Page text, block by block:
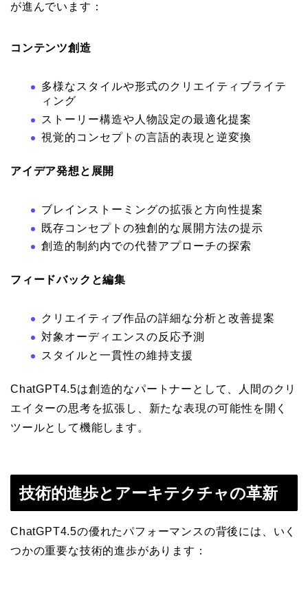
が進んでいます：
コンテンツ創造
多様なスタイルや形式のクリエイティブライテ
ィング
ストーリー構造や人物設定の最適化提案
視覚的コンセプトの言語的表現と逆変換
アイデア発想と展開
ブレインストーミングの拡張と方向性提案
既存コンセプトの独創的な展開方法の提示
創造的制約内での代替アプローチの探索
フィードバックと編集
クリエイティブ作品の詳細な分析と改善提案
対象オーディエンスの反応予測
スタイルと一貫性の維持支援
ChatGPT4.5は創造的なパートナーとして、人間のクリ
エイターの思考を拡張し、新たな表現の可能性を開く
ツールとして機能します。
技術的進歩とアーキテクチャの革新
ChatGPT4.5の優れたパフォーマンスの背後には、いく
つかの重要な技術的進歩があります：